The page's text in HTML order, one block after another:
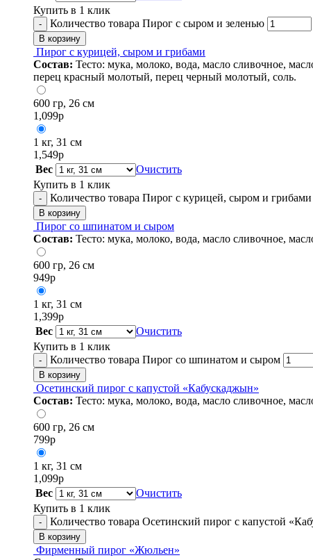
Купить в 1 клик
- Количество товара Пирог с сыром и зеленью
В корзину
Пирог с курицей, сыром и грибами
Состав: Тесто: мука, молоко, вода, масло сливочное,
перец красный молотый, перец черный молотый, соль.
600 гр, 26 см
1,099р
1 кг, 31 см
1,549р
Вес
Очистить
Купить в 1 клик
- Количество товара Пирог с курицей, сыром и грибами
В корзину
Пирог со шпинатом и сыром
Состав: Тесто: мука, молоко, вода, масло сливочное,
600 гр, 26 см
949р
1 кг, 31 см
1,399р
Вес
Очистить
Купить в 1 клик
- Количество товара Пирог со шпинатом и сыром
В корзину
Осетинский пирог с капустой «Кабускаджын»
Состав: Тесто: мука, молоко, вода, масло сливочное,
600 гр, 26 см
799р
1 кг, 31 см
1,099р
Вес
Очистить
Купить в 1 клик
- Количество товара Осетинский пирог с капустой
В корзину
Фирменный пирог «Жюльен»